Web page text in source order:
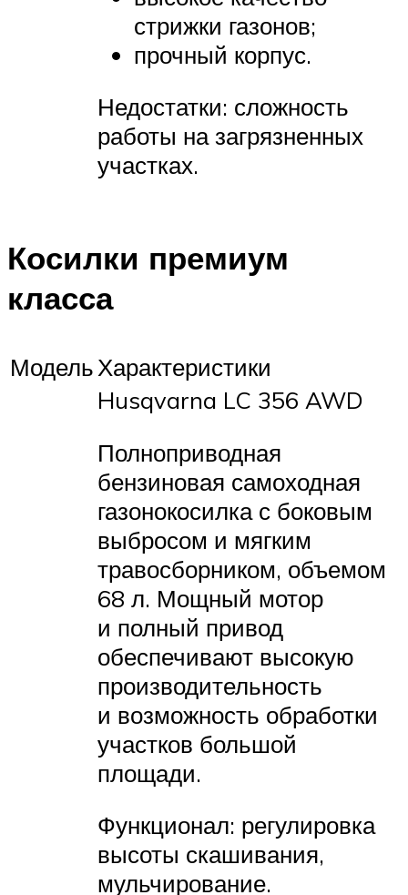
стрижки газонов;
прочный корпус.
Недостатки: сложность
работы на загрязненных
участках.
Косилки премиум
класса
МодельХарактеристики
Husqvarna LC 356 AWD
Полноприводная
бензиновая самоходная
газонокосилка с боковым
выбросом и мягким
травосборником, объемом
68 л. Мощный мотор
и полный привод
обеспечивают высокую
производительность
и возможность обработки
участков большой
площади.
Функционал: регулировка
высоты скашивания,
мульчирование.